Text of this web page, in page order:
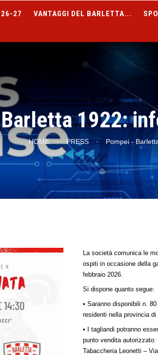
26-27 VANTAGGI DEL BARLETTA...
1922:
HOME · PRESS · Pompei -
La società comunica le
ospiti in occasione della
febbraio 2026.
Si dispone quanto segue:
• Saranno disponibili n.
residenti nella provincia
• I tagliandi potranno
punto vendita autorizzato:
Tabaccheria Leonetti –